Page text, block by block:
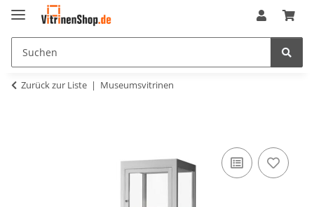
Zurück zur Liste Museumsvitrinen